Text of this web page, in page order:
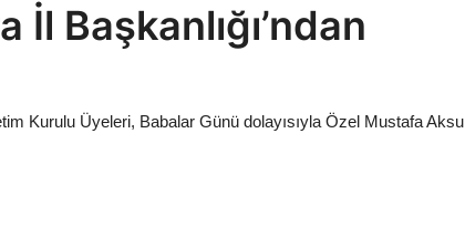
Başkanlığı’ndan
Kurulu Üyeleri, Babalar Günü dolayısıyla Özel Mustafa Aksu